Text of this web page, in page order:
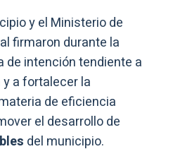
y el Ministerio de
firmaron durante la
de intención tendiente a
a fortalecer la
de eficiencia
el desarrollo de
del municipio.